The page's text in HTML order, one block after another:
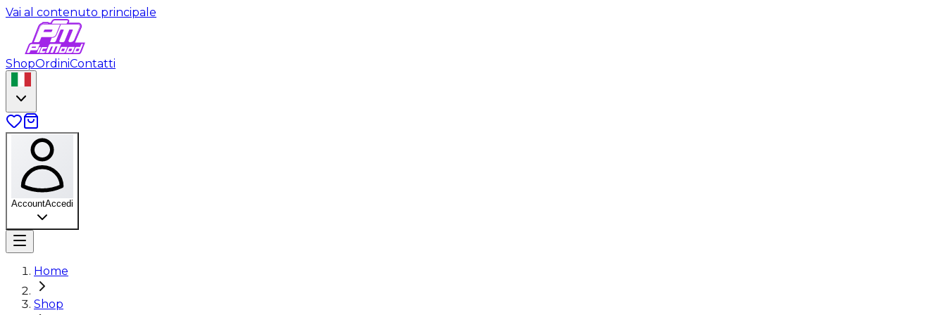
Vai al contenuto principale
ShopOrdiniContatti
AccountAccedi
Home
Shop